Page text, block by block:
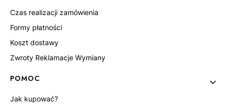
Czas realizacji zamówienia
Formy płatności
Koszt dostawy
Zwroty Reklamacje Wymiany
POMOC
Jak kupować?